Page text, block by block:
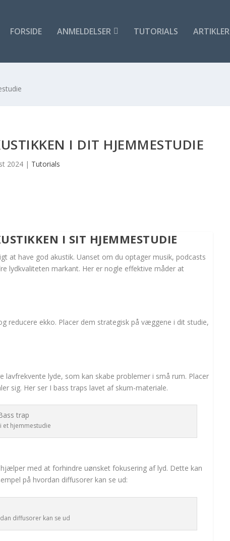
FORSIDE ANMELDELSER TUTORIALS ARTIKLER
I DIT HJEMMESTUDIE
2024| Tutorials
I SIT HJEMMESTUDIE
at have god akustik. Uanset om du optager musik, podcasts
lydkvaliteten markant. Her er nogle effektive måder at
reducere ekko. Placer dem strategisk på væggene i dit studie,
lavfrekvente lyde, som kan skabe problemer i små rum. Placer
sig. Her ser I bass traps lavet af skum-materiale.
et hjemmestudie
med at forhindre uønsket fokusering af lyd. Dette kan
på hvordan diffusorer kan se ud:
diffusorer kan se ud